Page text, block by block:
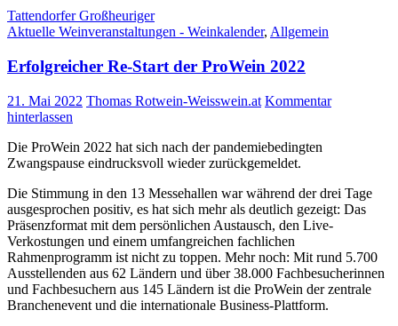
Tattendorfer Großheuriger
Aktuelle Weinveranstaltungen - Weinkalender, Allgemein
Erfolgreicher Re-Start der ProWein 2022
21. Mai 2022 Thomas Rotwein-Weisswein.at Kommentar
hinterlassen
Die ProWein 2022 hat sich nach der pandemiebedingten
Zwangspause eindrucksvoll wieder zurückgemeldet.
Die Stimmung in den 13 Messehallen war während der drei Tage
ausgesprochen positiv, es hat sich mehr als deutlich gezeigt: Das
Präsenzformat mit dem persönlichen Austausch, den Live-
Verkostungen und einem umfangreichen fachlichen
Rahmenprogramm ist nicht zu toppen. Mehr noch: Mit rund 5.700
Ausstellenden aus 62 Ländern und über 38.000 Fachbesucherinnen
und Fachbesuchern aus 145 Ländern ist die ProWein der zentrale
Branchenevent und die internationale Business-Plattform.